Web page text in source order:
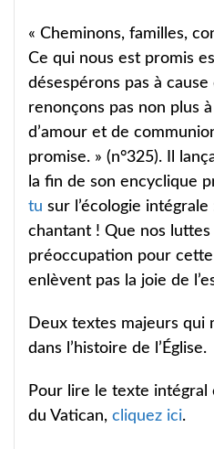
« Cheminons, familles,
Ce qui nous est promis
désespérons pas à
renonçons pas non plus
d’amour et de
promise. » (n°325). Il
la fin de son encyclique
tu sur l’écologie
chantant ! Que nos
préoccupation pour
enlèvent pas la joie de
Deux textes majeurs qui
dans l’histoire de l’Église.
Pour lire le texte intégral
du Vatican, cliquez ici.